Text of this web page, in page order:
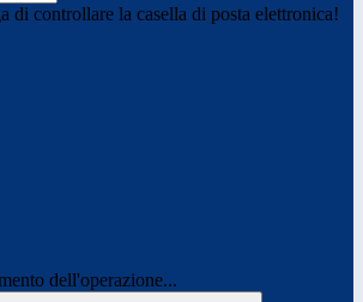
di controllare la casella di posta elettronica!
dell'operazione...